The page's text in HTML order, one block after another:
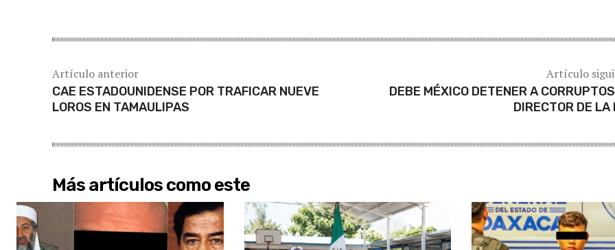
Artículo anterior
CAE ESTADOUNIDENSE POR TRAFICAR NUEVE
LOROS EN TAMAULIPAS
Artículo
DEBE MÉXICO DETENER A
DIRECTOR DE LA
Más artículos como este